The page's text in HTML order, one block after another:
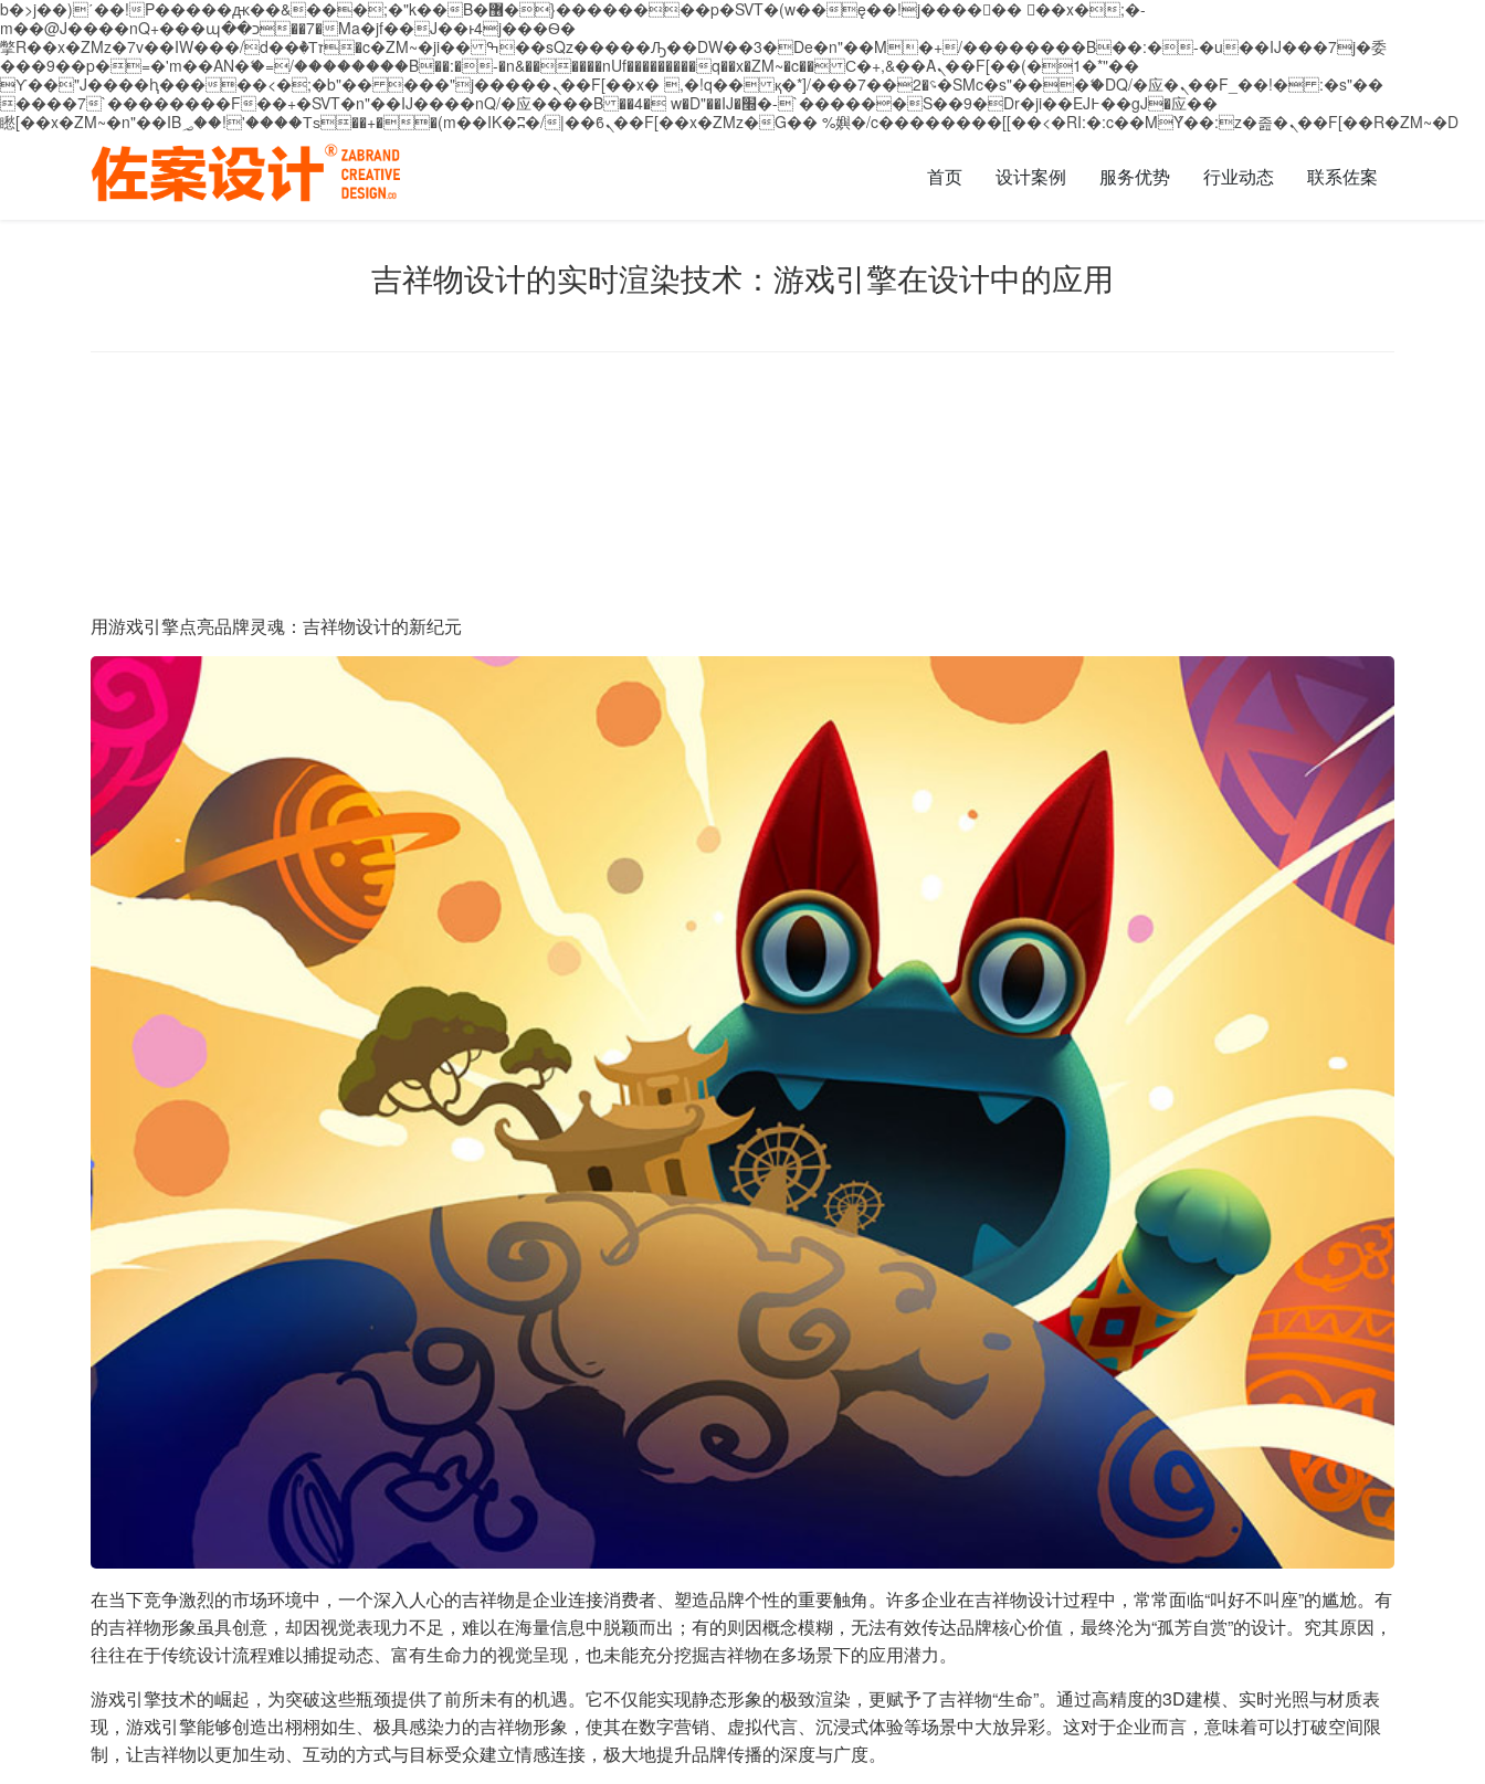
b�>j��)΄��!P�����ԫ��&���;�"k��B�޶�}��������p�SVT�(w��ę��!j������ ��x�;�-
m��@J����nQ+���պ��כ��7�Ma�jf��J��ͱ4j���Ѳ�
撆R��x�ZMz�7v��IW���/d��ٞ�Тז�c�ZM~�ji�� ߒ��sQz�����Ԡ��DW��3�De�n"��M�+/��������B��:�-�u��IJ���7j�委
���9��p�=�'m��AN�ޭ�=/��������B��:�-�n&������nUf���������q��x�ZM~�c�� Ϲ�+,&��Ὰܢ��F[��(�1�*"��
ϒ��"J����ԧ�����<�;�b"�� ���"j�����ܢ��F[��x� ,�!q�� қ�*]/���؝�2��7�SMc�s"���ޭ�DQ/�应�ܢ��F_��!� :�s"��
����7`��������F��+�SVT�n"��IJ����nQ/�应����B ��4� w�D"��IJ�׭�-`������S��9�Dr�ji��EJ߅��gJ�应��
矁[��x�ZM~�n"��IB؃��!'����Тѕ��+��(m��IK�ʭ�/|��ϐܢ��F[��x�ZMz�G�� %嬩�/c��������[[��<�RI:�:c��MΎ��:z�졾�ܢ��F[��R�ZM~�D
首页 设计案例 服务优势 行业动态 联系佐案
吉祥物设计的实时渲染技术：游戏引擎在设计中的应用
用游戏引擎点亮品牌灵魂：吉祥物设计的新纪元
在当下竞争激烈的市场环境中，一个深入人心的吉祥物是企业连接消费者、塑造品牌个性的重要触角。许多企业在吉祥物设计过程中，常常面临“叫好不叫座”的尴尬。有
的吉祥物形象虽具创意，却因视觉表现力不足，难以在海量信息中脱颖而出；有的则因概念模糊，无法有效传达品牌核心价值，最终沦为“孤芳自赏”的设计。究其原因，
往往在于传统设计流程难以捕捉动态、富有生命力的视觉呈现，也未能充分挖掘吉祥物在多场景下的应用潜力。
游戏引擎技术的崛起，为突破这些瓶颈提供了前所未有的机遇。它不仅能实现静态形象的极致渲染，更赋予了吉祥物“生命”。通过高精度的3D建模、实时光照与材质表
现，游戏引擎能够创造出栩栩如生、极具感染力的吉祥物形象，使其在数字营销、虚拟代言、沉浸式体验等场景中大放异彩。这对于企业而言，意味着可以打破空间限
制，让吉祥物以更加生动、互动的方式与目标受众建立情感连接，极大地提升品牌传播的深度与广度。